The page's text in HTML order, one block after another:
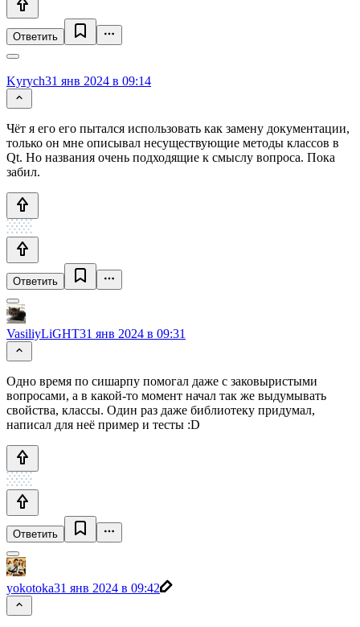
Ответить
Kyrych31 янв 2024 в 09:14
Чёт я его его пытался использовать как замену документации,
только он мне описывал несуществующие методы классов в
Qt. Но названия очень подходящие к смыслу вопроса. Пока
забил.
Ответить
VasiliyLiGHT31 янв 2024 в 09:31
Одно время по сишарпу помогал даже с заковыристыми
вопросами, а в какой-то момент начал так же выдумывать
свойства, классы. Один раз даже библиотеку придумал,
написал для неё пример и тесты :D
Ответить
yokotoka31 янв 2024 в 09:42